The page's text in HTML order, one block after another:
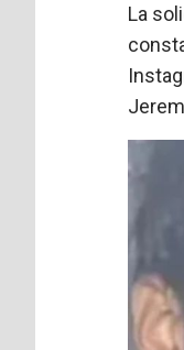
La